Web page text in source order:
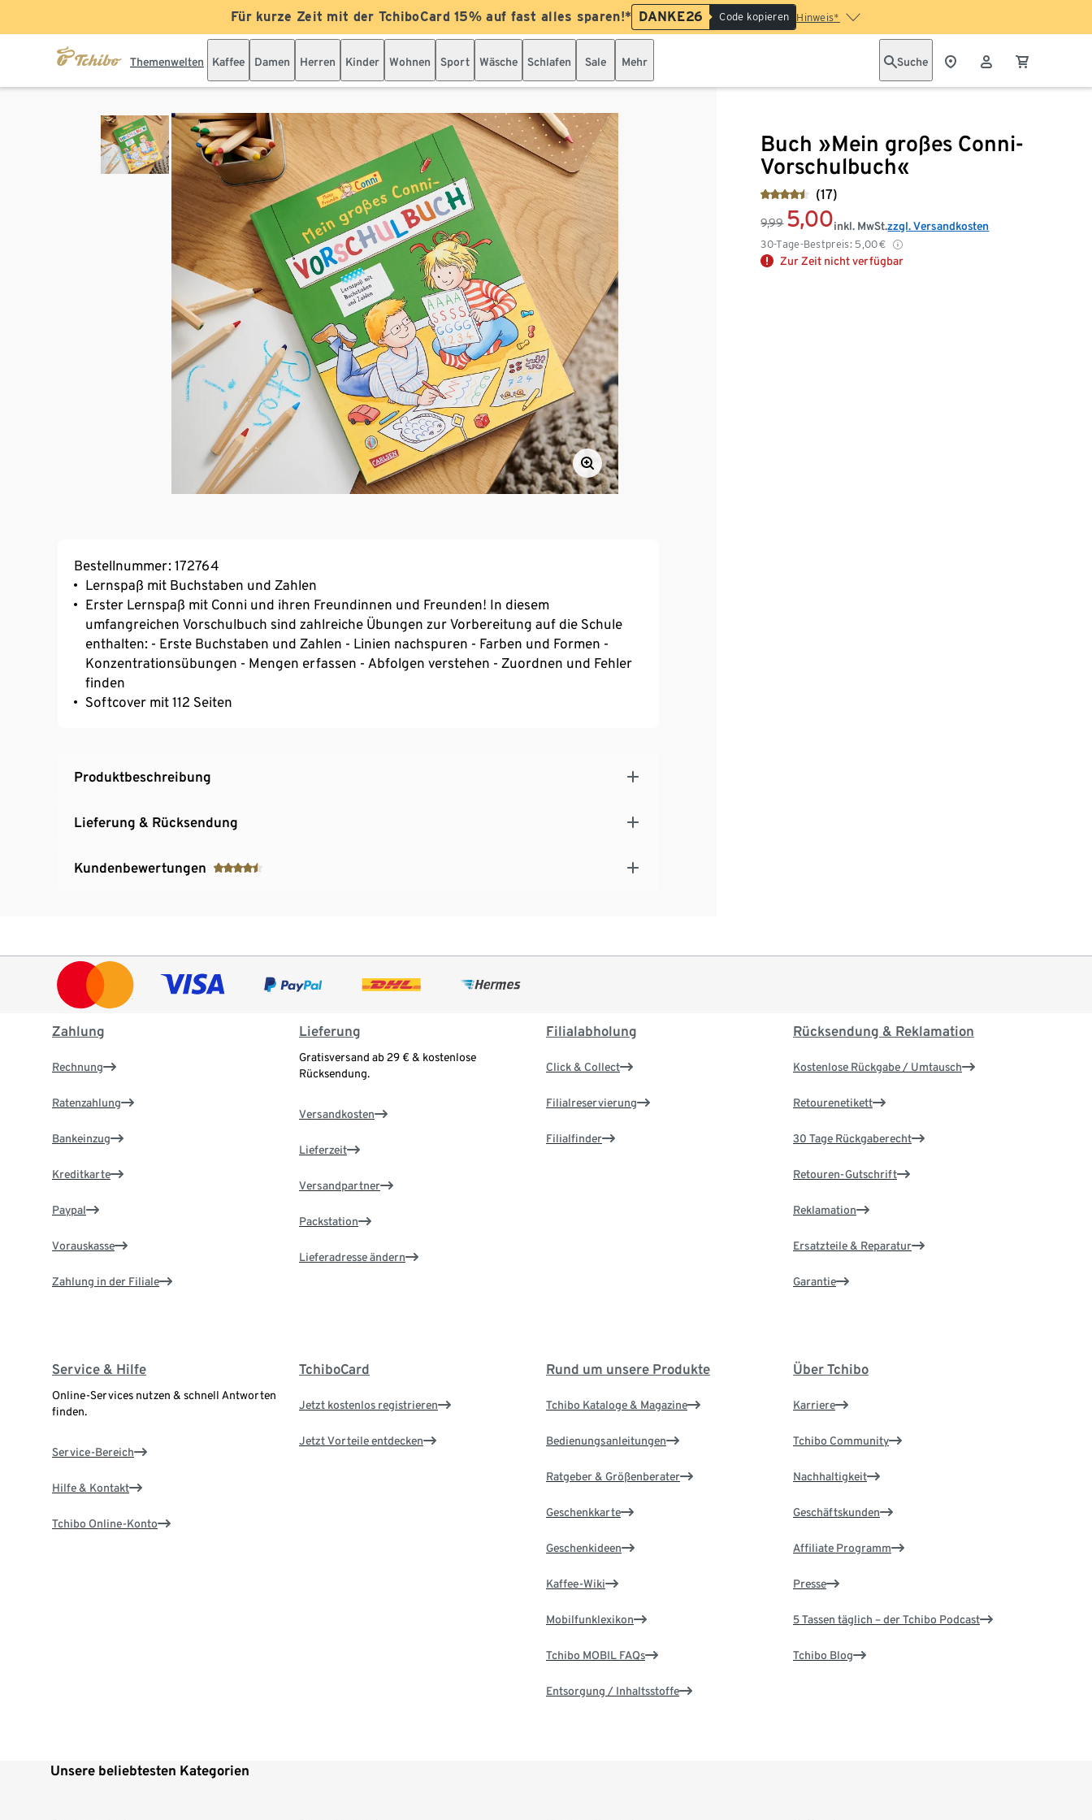
Für kurze Zeit mit der TchiboCard 15% auf fast alles sparen!* DANKE26 Code kopieren Hinweis*
Themenwelten Kaffee Damen Herren Kinder Wohnen Sport Wäsche Schlafen Sale Mehr Suche
Buch »Mein großes Conni-
Vorschulbuch«
(17)
9,99 5,00
30-Tage-Bestpreis: 5,00€
inkl. MwSt.zzgl. Versandkosten
Zur Zeit nicht verfügbar
Bestellnummer: 172764
Lernspaß mit Buchstaben und Zahlen
Erster Lernspaß mit Conni und ihren Freundinnen und Freunden! In diesem
umfangreichen Vorschulbuch sind zahlreiche Übungen zur Vorbereitung auf die Schule
enthalten: - Erste Buchstaben und Zahlen - Linien nachspuren - Farben und Formen -
Konzentrationsübungen - Mengen erfassen - Abfolgen verstehen - Zuordnen und Fehler
finden
Softcover mit 112 Seiten
Produktbeschreibung
Lieferung & Rücksendung
Kundenbewertungen
Zahlung
Rechnung
Ratenzahlung
Bankeinzug
Kreditkarte
Paypal
Vorauskasse
Zahlung in der Filiale
Lieferung
Gratisversand ab 29 € & kostenlose
Rücksendung.
Versandkosten
Lieferzeit
Versandpartner
Packstation
Lieferadresse ändern
Filialabholung
Click & Collect
Filialreservierung
Filialfinder
Rücksendung & Reklamation
Kostenlose Rückgabe / Umtausch
Retourenetikett
30 Tage Rückgaberecht
Retouren-Gutschrift
Reklamation
Ersatzteile & Reparatur
Garantie
Service & Hilfe
Online-Services nutzen & schnell Antworten
finden.
Service-Bereich
Hilfe & Kontakt
Tchibo Online-Konto
TchiboCard
Jetzt kostenlos registrieren
Jetzt Vorteile entdecken
Rund um unsere Produkte
Tchibo Kataloge & Magazine
Bedienungsanleitungen
Ratgeber & Größenberater
Geschenkkarte
Geschenkideen
Kaffee-Wiki
Mobilfunklexikon
Tchibo MOBIL FAQs
Entsorgung / Inhaltsstoffe
Über Tchibo
Karriere
Tchibo Community
Nachhaltigkeit
Geschäftskunden
Affiliate Programm
Presse
5 Tassen täglich – der Tchibo Podcast
Tchibo Blog
Unsere beliebtesten Kategorien